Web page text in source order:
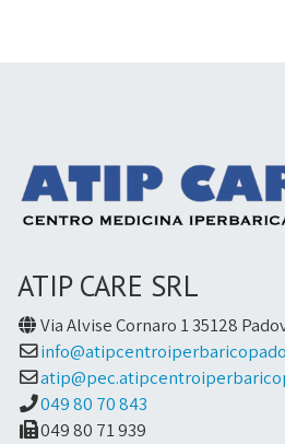
ATIP CARE SRL
Via Alvise Cornaro 1 35128
049 80 70 843
049 80 71 939